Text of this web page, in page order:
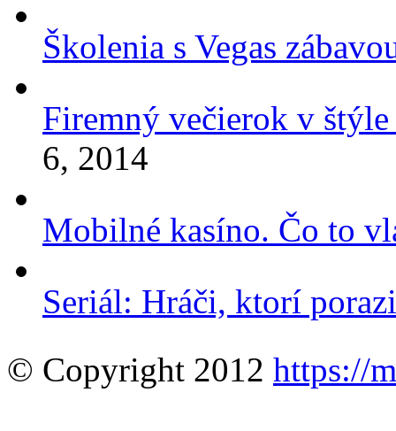
Školenia s Vegas
Firemný večierok v
6, 2014
Mobilné kasíno. Čo to
Seriál: Hráči, ktorí
© Copyright 2012 https://